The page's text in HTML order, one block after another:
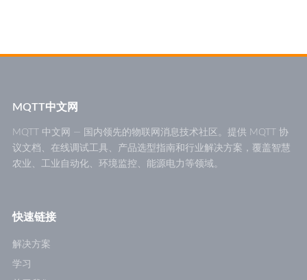
MQTT中文网
MQTT 中文网 — 国内领先的物联网消息技术社区。提供 MQTT 协
议文档、在线调试工具、产品选型指南和行业解决方案，覆盖智慧
农业、工业自动化、环境监控、能源电力等领域。
快速链接
解决方案
学习